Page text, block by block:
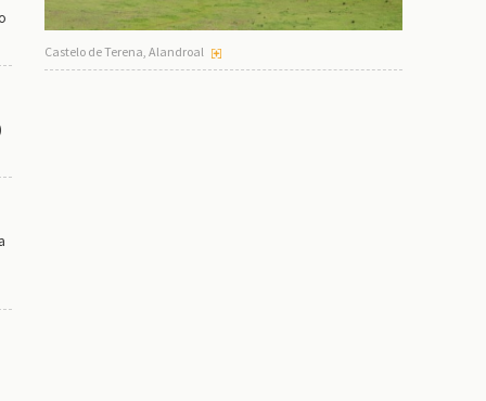
Castelo de Terena, Alandroal